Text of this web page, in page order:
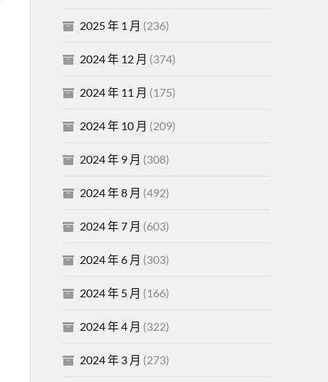
2025 年 1 月 (236)
2024 年 12 月 (374)
2024 年 11 月 (175)
2024 年 10 月 (209)
2024 年 9 月 (308)
2024 年 8 月 (492)
2024 年 7 月 (603)
2024 年 6 月 (303)
2024 年 5 月 (166)
2024 年 4 月 (322)
2024 年 3 月 (273)